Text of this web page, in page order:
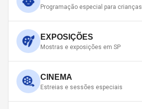
Programação especial para crianças
EXPOSIÇÕES
Mostras e exposições em SP
CINEMA
Estreias e sessões especiais